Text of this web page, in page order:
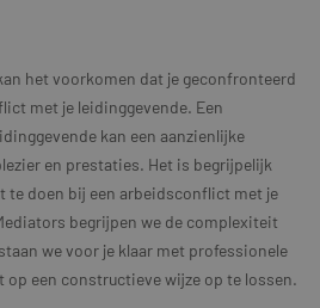
het voorkomen dat je geconfronteerd
met je leidinggevende. Een
kan een aanzienlijke
en prestaties. Het is begrijpelijk
te doen bij een arbeidsconflict met je
begrijpen we de complexiteit
we voor je klaar met professionele
een constructieve wijze op te lossen.